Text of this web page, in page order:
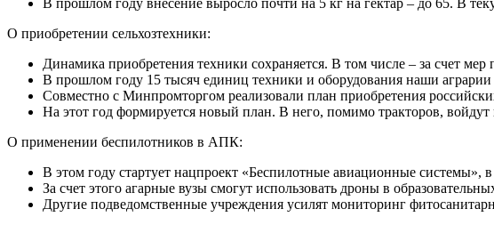
В прошлом году внесение выросло почти на 5 кг на гектар – до 65. В
О приобретении сельхозтехники:
Динамика приобретения техники сохраняется. В том числе – за счет мер
В прошлом году 15 тысяч единиц техники и оборудования наши
Совместно с Минпромторгом реализовали план приобретения
На этот год формируется новый план. В него, помимо тракторов, войдут
О применении беспилотников в АПК:
В этом году стартует нацпроект «Беспилотные авиационные
За счет этого агарные вузы смогут использовать дроны в
Другие подведомственные учреждения усилят мониторинг